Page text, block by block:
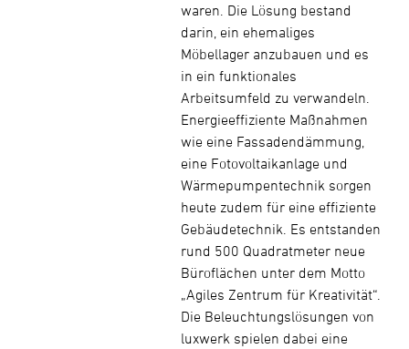
waren. Die Lösung bestand
darin, ein ehemaliges
Möbellager anzubauen und es
in ein funktionales
Arbeitsumfeld zu verwandeln.
Energieeffiziente Maßnahmen
wie eine Fassadendämmung,
eine Fotovoltaikanlage und
Wärmepumpentechnik sorgen
heute zudem für eine effiziente
Gebäudetechnik. Es entstanden
rund 500 Quadratmeter neue
Büroflächen unter dem Motto
„Agiles Zentrum für Kreativität“.
Die Beleuchtungslösungen von
luxwerk spielen dabei eine